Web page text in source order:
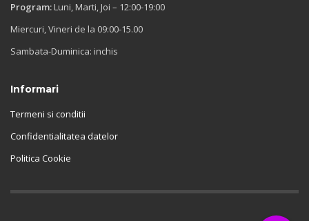
Program: Luni, Marti, Joi – 12:00-19:00
Miercuri, Vineri de la 09:00-15.00
Sambata-Duminica: inchis
Informari
Termeni si conditii
Confidentialitatea datelor
Politica Cookie